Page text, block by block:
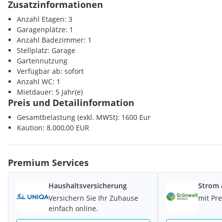
Nutzen Sie die einmalige Gelegenheit, diese Immobilie zu
ist sehr viel eindrucksvoller!
Eine Besichtigung ist kostenfrei und unverbindlich, und gibt
Eindruck von der Immobilie.
Gerne unterstütze ich Sie auch bei der Finanzierung sowie
Immobilie.
Verkehr
U-Bahn <8000m
Autobahnanschluss <3000m
Bahnhof <4500m
Sonstige
Bank <1000m
Post <3000m
Polizei <1000m
Zusatzinformationen
Anzahl Etagen: 3
Garagenplätze: 1
Anzahl Badezimmer: 1
Stellplatz: Garage
Gartennutzung
Verfügbar ab: sofort
Anzahl WC: 1
Mietdauer: 5 Jahr(e)
Preis und Detailinformation
Gesamtbelastung (exkl. MWSt): 1600 Eur
Kaution: 8.000,00 EUR
Premium Services
Haushaltsversicherung
Versichern Sie Ihr Zuhause
einfach online.
Strom
mit